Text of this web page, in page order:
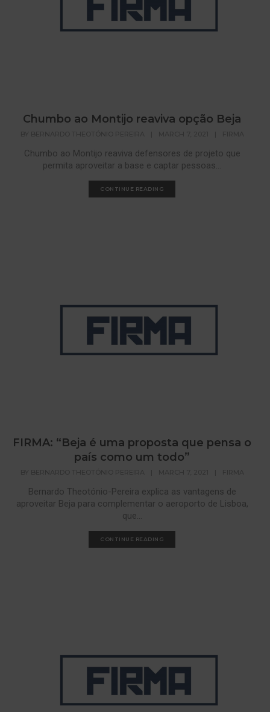
Chumbo ao Montijo reaviva opção Beja
Chumbo ao Montijo reaviva defensores de projeto que
permita aproveitar a base e captar pessoas...
CONTINUE READING
FIRMA: “Beja é uma proposta que pensa o
país como um todo”
Bernardo Theotónio-Pereira explica as vantagens de
aproveitar Beja para complementar o aeroporto de Lisboa,
que...
CONTINUE READING